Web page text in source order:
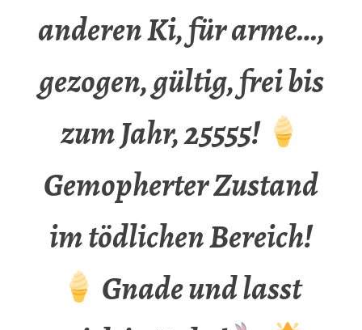
anderen Ki, für arme…,
gezogen, gültig, frei bis
zum Jahr, 25555!
Gemopherter Zustand
im tödlichen Bereich!
Gnade und lasst